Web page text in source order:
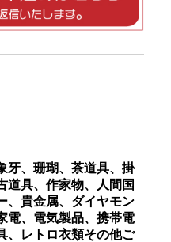
牙、珊瑚、茶道具、掛
道具、作家物、人間国
、貴金属、ダイヤモン
電、電気製品、携帯電
、レトロ衣類その他ご